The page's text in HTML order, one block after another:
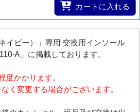
カートに入れる
イビー）」専用 交換用インソール
A」に掲載しております。
かかります。
く変更する場合がございます。